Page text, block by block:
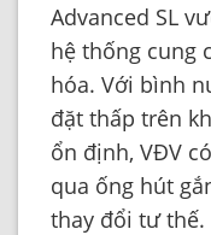
Advanced SL
hệ thống cung
hóa. Với bình
đặt thấp trên
ổn định, VĐV
qua ống hút
thay đổi tư thế.